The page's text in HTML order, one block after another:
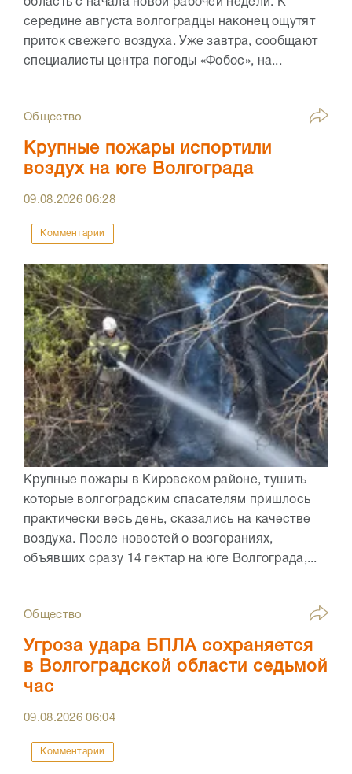
область с начала новой рабочей недели. К
середине августа волгоградцы наконец ощутят
приток свежего воздуха. Уже завтра, сообщают
специалисты центра погоды «Фобос», на...
Общество
Крупные пожары испортили
воздух на юге Волгограда
09.08.202606:28
Комментарии
Крупные пожары в Кировском районе, тушить
которые волгоградским спасателям пришлось
практически весь день, сказались на качестве
воздуха. После новостей о возгораниях,
объявших сразу 14 гектар на юге Волгограда,...
Общество
Угроза удара БПЛА сохраняется
в Волгоградской области седьмой
час
09.08.202606:04
Комментарии